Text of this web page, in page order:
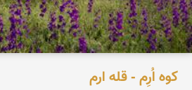
کوه اُرِم - قله ارم